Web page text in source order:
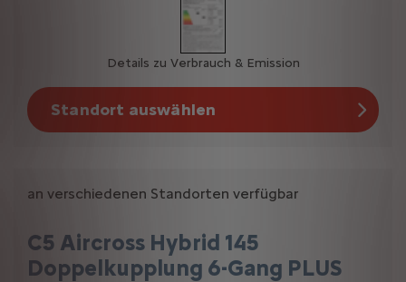
Details zu Verbrauch & Emission
Standort auswählen
C5 Aircross Hybrid 145
Doppelkupplung 6-Gang PLUS
an verschiedenen Standorten verfügbar